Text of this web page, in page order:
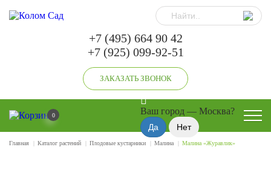
+7 (495) 664 90 42
+7 (925) 099-92-51
ЗАКАЗАТЬ ЗВОНОК
0 Ваш город — Москва?
Главная Каталог растений Плодовые кустарники Малина Малина «Журавлик»